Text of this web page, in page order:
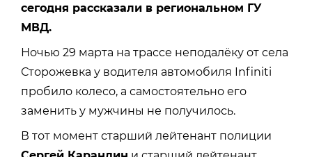
сегодня рассказали в региональном ГУ
МВД.
Ночью 29 марта на трассе неподалёку от села
Сторожевка у водителя автомобиля Infiniti
пробило колесо, а самостоятельно его
заменить у мужчины не получилось.
В тот момент старший лейтенант полиции